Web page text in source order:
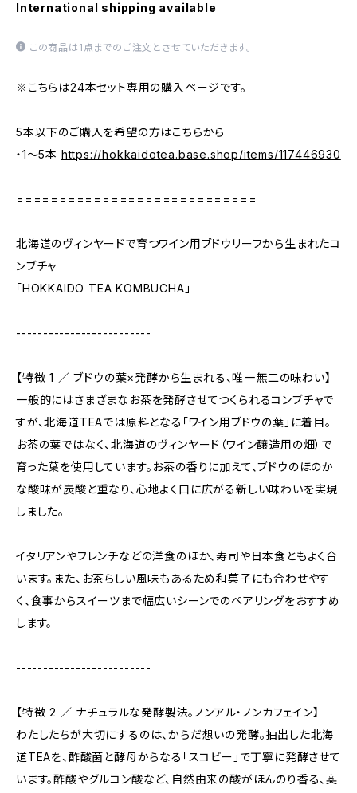
International shipping available
この商品は1点までのご注文とさせていただきます。
※こちらは24本セット専用の購入ページです。
5本以下のご購入を希望の方はこちらから
・1〜5本 https://hokkaidotea.base.shop/items/117446930
============================
北海道のヴィンヤードで育つワイン用ブドウリーフから生まれたコ
ンブチャ
「HOKKAIDO TEA KOMBUCHA」
-------------------------
【特徴 1 ／ ブドウの葉×発酵から生まれる、唯一無二の味わい】
一般的にはさまざまなお茶を発酵させてつくられるコンブチャで
すが、北海道TEAでは原料となる「ワイン用ブドウの葉」に着目。
お茶の葉ではなく、北海道のヴィンヤード（ワイン醸造用の畑）で
育った葉を使用しています。お茶の香りに加えて、ブドウのほのか
な酸味が炭酸と重なり、心地よく口に広がる新しい味わいを実現
しました。
イタリアンやフレンチなどの洋食のほか、寿司や日本食ともよく合
います。また、お茶らしい風味もあるため和菓子にも合わせやす
く、食事からスイーツまで幅広いシーンでのペアリングをおすすめ
します。
-------------------------
【特徴 2 ／ ナチュラルな発酵製法。ノンアル・ノンカフェイン】
わたしたちが大切にするのは、からだ想いの発酵。抽出した北海
道TEAを、酢酸菌と酵母からなる「スコビー」で丁寧に発酵させて
います。酢酸やグルコン酸など、自然由来の酸がほんのり香る、奥